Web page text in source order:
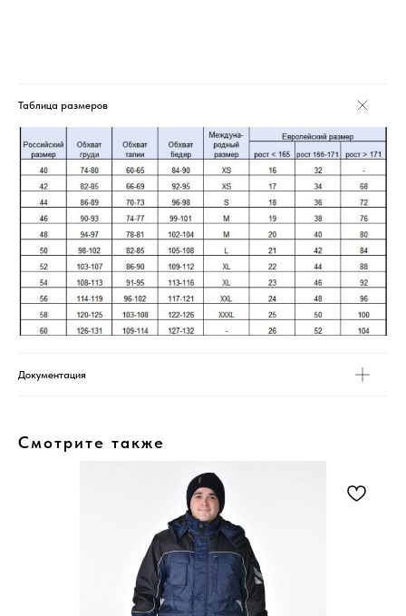
Таблица размеров
Документация
Смотрите также